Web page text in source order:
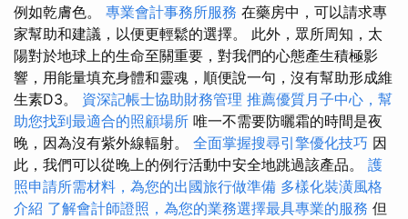
例如乾膚色。 專業會計事務所服務 在藥房中，可以請求專
家幫助和建議，以便更輕鬆的選擇。 此外，眾所周知，太
陽對於地球上的生命至關重要，對我們的心態產生積極影
響，用能量填充身體和靈魂，順便說一句，沒有幫助形成維
生素D3。 資深記帳士協助財務管理 推薦優質月子中心，幫
助您找到最適合的照顧場所 唯一不需要防曬霜的時間是夜
晚，因為沒有紫外線輻射。 全面掌握搜尋引擎優化技巧 因
此，我們可以從晚上的例行活動中安全地跳過該產品。 護
照申請所需材料，為您的出國旅行做準備 多樣化裝潢風格
介紹 了解會計師證照，為您的業務選擇最具專業的服務 但